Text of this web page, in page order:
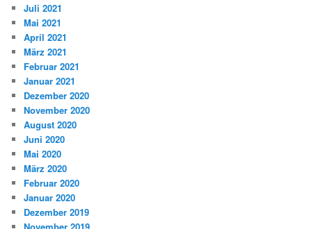
Juli 2021
Mai 2021
April 2021
März 2021
Februar 2021
Januar 2021
Dezember 2020
November 2020
August 2020
Juni 2020
Mai 2020
März 2020
Februar 2020
Januar 2020
Dezember 2019